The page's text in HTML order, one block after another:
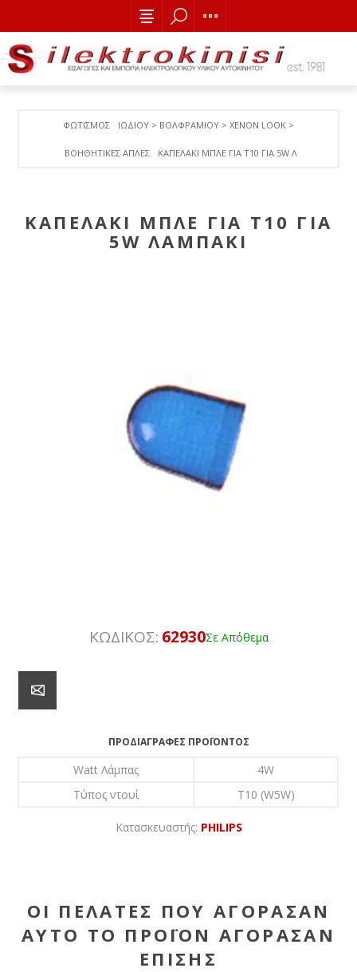
ΦΩΤΙΣΜΟΣ ΙΩΔΙΟΥ > ΒΟΛΦΡΑΜΙΟY > ΧΕΝΟΝ LOOK >
ΒΟΗΘΗΤΙΚΕΣ ΑΠΛΕΣ ΚΑΠEΛAKI ΜΠΛΕ ΓΙΑ T10 ΓΙΑ 5W ΛΑΜΠΑΚΙ
ΚΑΠEΛAKI ΜΠΛΕ ΓΙΑ T10 ΓΙΑ
5W ΛΑΜΠΑΚΙ
ΚΩΔΙΚΟΣ: 62930Σε Απόθεμα
ΠΡΟΔΙΑΓΡΑΦΈΣ ΠΡΟΪΌΝΤΟΣ
Watt Λάμπας
4W
Τύπος ντουί
T10 (W5W)
Κατασκευαστής: PHILIPS
ΟΙ ΠΕΛΆΤΕΣ ΠΟΥ ΑΓΌΡΑΣΑΝ
ΑΥΤΌ ΤΟ ΠΡΟΪΌΝ ΑΓΌΡΑΣΑΝ
ΕΠΊΣΗΣ